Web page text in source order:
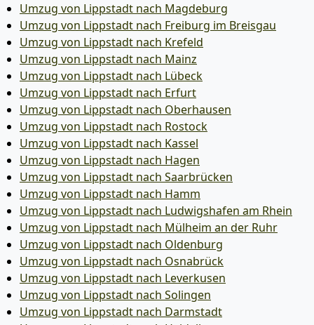
Umzug von Lippstadt nach Magdeburg
Umzug von Lippstadt nach Freiburg im Breisgau
Umzug von Lippstadt nach Krefeld
Umzug von Lippstadt nach Mainz
Umzug von Lippstadt nach Lübeck
Umzug von Lippstadt nach Erfurt
Umzug von Lippstadt nach Oberhausen
Umzug von Lippstadt nach Rostock
Umzug von Lippstadt nach Kassel
Umzug von Lippstadt nach Hagen
Umzug von Lippstadt nach Saarbrücken
Umzug von Lippstadt nach Hamm
Umzug von Lippstadt nach Ludwigshafen am Rhein
Umzug von Lippstadt nach Mülheim an der Ruhr
Umzug von Lippstadt nach Oldenburg
Umzug von Lippstadt nach Osnabrück
Umzug von Lippstadt nach Leverkusen
Umzug von Lippstadt nach Solingen
Umzug von Lippstadt nach Darmstadt